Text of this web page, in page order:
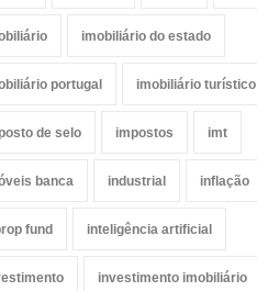
imobiliário do estado
portugal imobiliário turístico
de selo impostos imt
banca industrial inflação
fund inteligência artificial
investimento imobiliário